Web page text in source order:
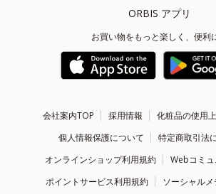
ORBIS アプリ
お買い物をもっと楽しく、便利
会社案内TOP 採用情報
化粧品の使用
個人情報保護について
特定商取引法
オンラインショップ利用規約
Webコミ
ポイントサービス利用規約
ソーシャル